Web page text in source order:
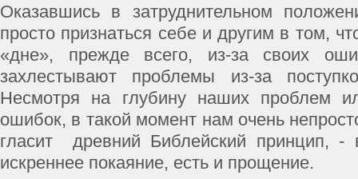
Оказавшись в затруднительном
просто признаться себе и другим в том,
«дне», прежде всего, из-за своих
захлестывают проблемы из-за
Несмотря на глубину наших проблем
ошибок, в такой момент нам очень
гласит древний Библейский принцип, -
искреннее покаяние, есть и прощение.